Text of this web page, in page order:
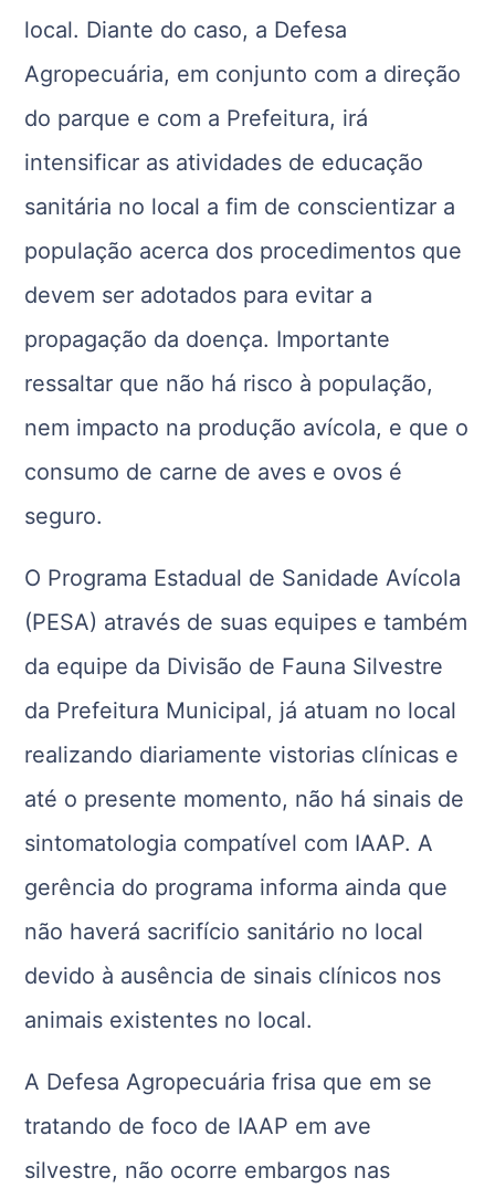
local. Diante do caso, a Defesa
Agropecuária, em conjunto com a direção
do parque e com a Prefeitura, irá
intensificar as atividades de educação
sanitária no local a fim de conscientizar a
população acerca dos procedimentos que
devem ser adotados para evitar a
propagação da doença. Importante
ressaltar que não há risco à população,
nem impacto na produção avícola, e que o
consumo de carne de aves e ovos é
seguro.
O Programa Estadual de Sanidade Avícola
(PESA) através de suas equipes e também
da equipe da Divisão de Fauna Silvestre
da Prefeitura Municipal, já atuam no local
realizando diariamente vistorias clínicas e
até o presente momento, não há sinais de
sintomatologia compatível com IAAP. A
gerência do programa informa ainda que
não haverá sacrifício sanitário no local
devido à ausência de sinais clínicos nos
animais existentes no local.
A Defesa Agropecuária frisa que em se
tratando de foco de IAAP em ave
silvestre, não ocorre embargos nas